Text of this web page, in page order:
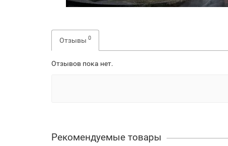
Отзывы 0
Отзывов пока нет.
Рекомендуемые товары